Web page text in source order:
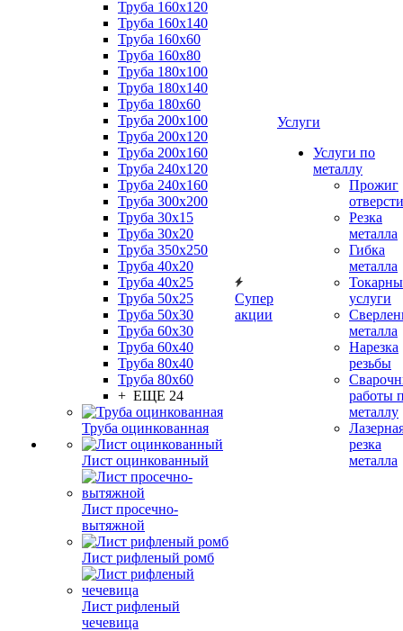
Труба 160x120
Труба 160x140
Труба 160x60
Труба 160x80
Труба 180x100
Труба 180x140
Труба 180x60
Труба 200x100
Труба 200x120
Труба 200x160
Труба 240x120
Труба 240x160
Труба 300x200
Труба 30x15
Труба 30x20
Труба 350x250
Труба 40x20
Труба 40x25
Труба 50x25
Труба 50x30
Труба 60x30
Труба 60x40
Труба 80x40
Труба 80x60
+ ЕЩЕ 24
Труба оцинкованная
Лист оцинкованный
Лист просечно-
вытяжной
Лист рифленый ромб
Лист рифленый
чечевица
Супер
акции
Услуги
Услуги по
металлу
Прожиг
Резка
металла
Гибка
металла
услуги
металла
Нарезка
резьбы
работы
металлу
резка
металла